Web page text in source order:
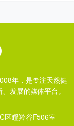
年，是专注天然健
发展的媒体平台。
区瞪羚谷F506室